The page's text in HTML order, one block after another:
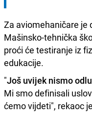
Za aviomehaničare je
Mašinsko-tehnička
proći će testiranje iz
edukacije.
"Još uvijek nismo
Mi smo definisali
ćemo vijdeti", rekaoc